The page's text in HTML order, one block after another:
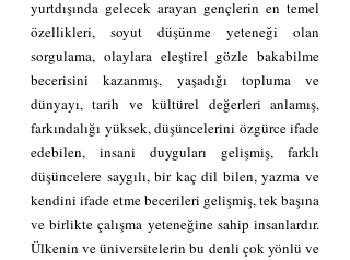
yurtdışında gelecek arayan gençlerin en temel
özellikleri, soyut düşünme yeteneği olan
sorgulama, olaylara eleştirel gözle bakabilme
becerisini kazanmış, yaşadığı topluma ve
dünyayı, tarih ve kültürel değerleri anlamış,
farkındalığı yüksek, düşüncelerini özgürce ifade
edebilen, insani duyguları gelişmiş, farklı
düşüncelere saygılı, bir kaç dil bilen, yazma ve
kendini ifade etme becerileri gelişmiş, tek başına
ve birlikte çalışma yeteneğine sahip insanlardır.
Ülkenin ve üniversitelerin bu denli çok yönlü ve